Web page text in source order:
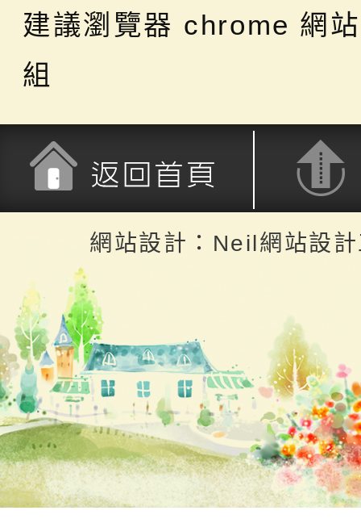
建議瀏覽器 chrome 網
組
返回頂端
網站設計：Neil網站設